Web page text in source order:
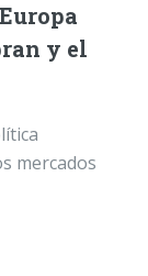
y el
mercados